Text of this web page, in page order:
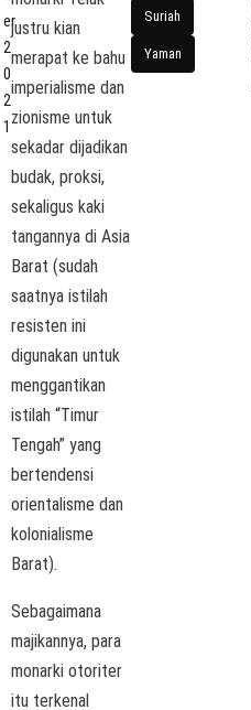
er
2
0
2
1
justru kian
merapat ke bahu
imperialisme dan
zionisme untuk
sekadar dijadikan
budak, proksi,
sekaligus kaki
tangannya di Asia
Barat (sudah
saatnya istilah
resisten ini
digunakan untuk
menggantikan
istilah “Timur
Tengah” yang
bertendensi
orientalisme dan
kolonialisme
Barat).
Sebagaimana
majikannya, para
monarki otoriter
itu terkenal
Suriah
Yaman